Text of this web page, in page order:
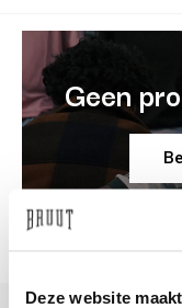
Deze website
Geen